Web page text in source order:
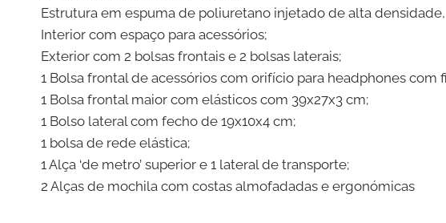
Estrutura em espuma de poliuretano injetado de alta
Interior com espaço para acessórios;
Exterior com 2 bolsas frontais e 2 bolsas laterais;
1 Bolsa frontal de acessórios com orifício para headphones com
1 Bolsa frontal maior com elásticos com 39x27x3 cm;
1 Bolso lateral com fecho de 19x10x4 cm;
1 bolsa de rede elástica;
1 Alça ‘de metro’ superior e 1 lateral de transporte;
2 Alças de mochila com costas almofadadas e ergonómicas